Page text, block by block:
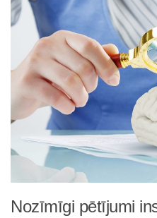
Nozīmīgi pētījumi